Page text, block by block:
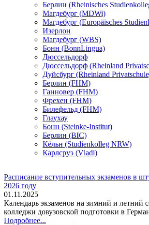
Берлин (Rheinisches
Магдебург (MDWi)
Магдебург (Europäisches
Изерлон
Магдебург (WBS)
Бонн (BonnLingua)
Дюссельдорф
Дюссельдорф (Rheinland
Дуйсбург (Rheinland
Берлин (FHM)
Ганновер (FHM)
Фрехен (FHM)
Билефельд (FHM)
Глаухау
Бонн (Steinke-Institut)
Берлин (BIC)
Кёльн (Studienkolleg NRW)
Карлсруэ (Vladi)
Расписание вступительных экзаменов в
2026 году
01.11.2025
Календарь экзаменов на зимний и летний
колледжи довузовской подготовки в
Подробнее...